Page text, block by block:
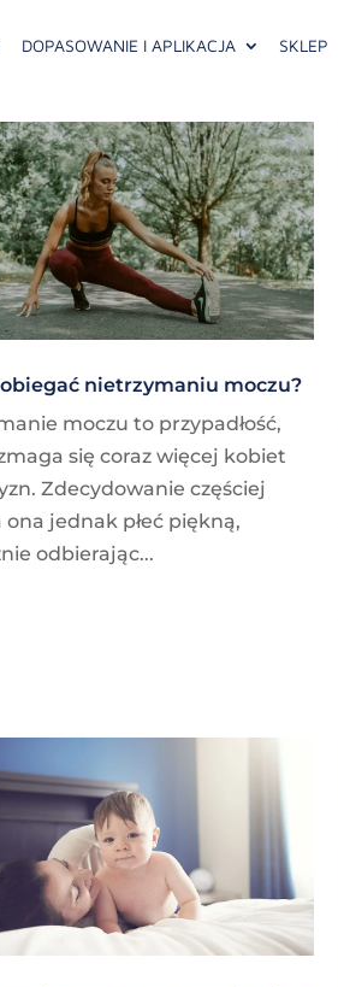
DOPASOWANIE I APLIKACJA SKLEP
nietrzymaniu moczu?
moczu to przypadłość,
się coraz więcej kobiet
Zdecydowanie częściej
ona jednak płeć piękną,
odbierając...